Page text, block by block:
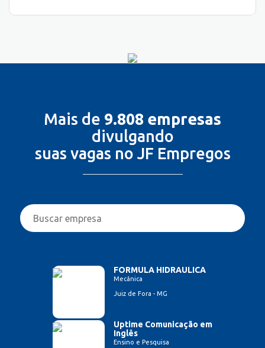
Mais de 9.808 empresas
divulgando
suas vagas no JF Empregos
FORMULA HIDRAULICA
Mecânica
Juiz de Fora - MG
Uptime Comunicação em
Inglês
Ensino e Pesquisa